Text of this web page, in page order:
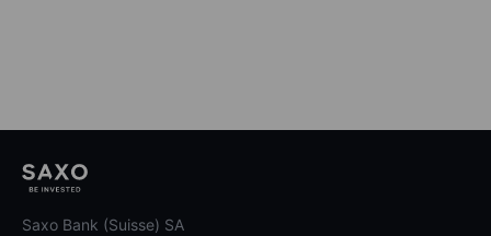
Saxo Bank (Suisse) SA